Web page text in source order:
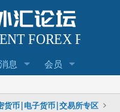
息 会员
货币|电子货币|交易所专区